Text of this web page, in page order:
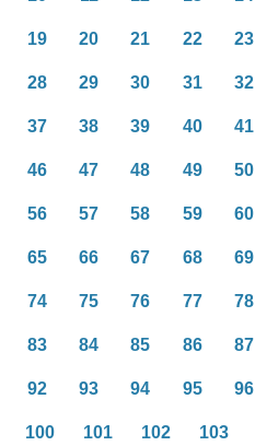
19 20 21 22 23
28 29 30 31 32
37 38 39 40 41
46 47 48 49 50
56 57 58 59 60
65 66 67 68 69
74 75 76 77 78
83 84 85 86 87
92 93 94 95 96
100 101 102 103